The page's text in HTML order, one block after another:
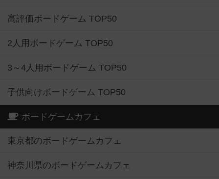
高評価ボードゲーム TOP50
2人用ボードゲーム TOP50
3～4人用ボードゲーム TOP50
子供向けボードゲーム TOP50
ボードゲームカフェ
東京都のボードゲームカフェ
神奈川県のボードゲームカフェ